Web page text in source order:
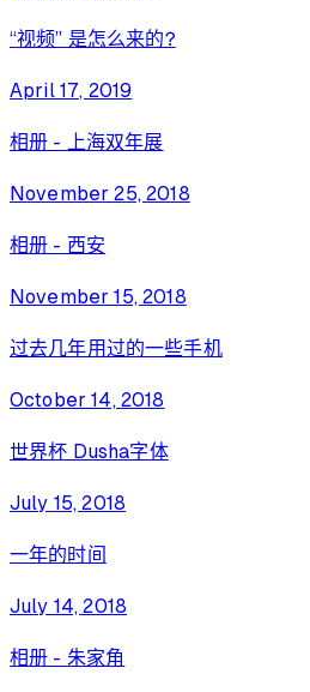
“视频” 是怎么来的？
April 17, 2019
相册 - 上海双年展
November 25, 2018
相册 - 西安
November 15, 2018
过去几年用过的一些手机
October 14, 2018
世界杯 Dusha字体
July 15, 2018
一年的时间
July 14, 2018
相册 - 朱家角